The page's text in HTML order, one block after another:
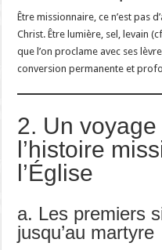
Être missionnaire, ce n’est pas
Christ. Être lumière, sel, levain
que l’on proclame avec ses
conversion permanente et
2. Un
l’histoire
l’Église
a. Les premiers
jusqu’au martyre